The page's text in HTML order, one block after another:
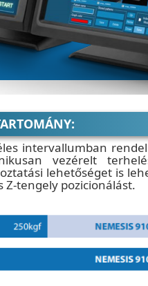
intervallumban
vezérelt
lehetőséget is
tengely pozicionálást.